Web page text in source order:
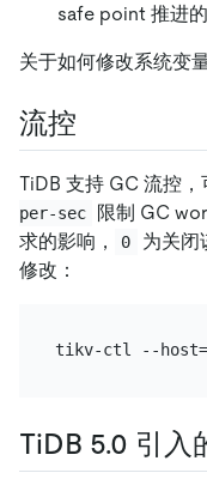
safe point 推进的
关于如何修改系统变
流控
TiDB 支持 GC 流控，
per-sec
限制 GC
求的影响，
0
为关闭
修改：
TiDB 5.0 引入